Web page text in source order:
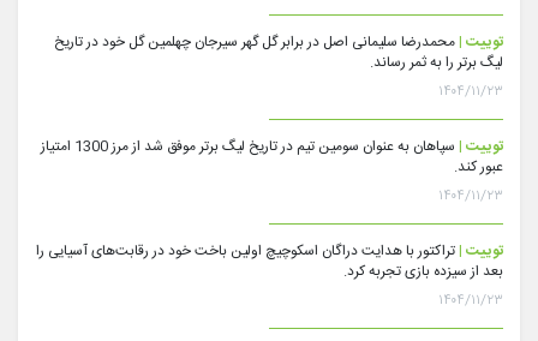
توییت |محمدرضا سلیمانی اصل در برابر گل گهر سیرجان چهلمین گل خود در تاریخ
لیگ برتر را به ثمر رساند.
۱۴۰۴/۱۱/۲۳
توییت |
سپاهان به عنوان سومین تیم در تاریخ لیگ برتر موفق شد از مرز 1300 امتیاز
عبور کند.
۱۴۰۴/۱۱/۲۳
توییت |تراکتور با هدایت دراگان اسکوچیچ اولین باخت خود در رقابت‌های آسیایی را
بعد از سیزده بازی تجربه کرد.
۱۴۰۴/۱۱/۲۳